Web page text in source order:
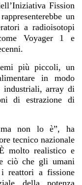
Fission
un
a radioisotopi
Voyager 1 e
più piccoli, un
in modo
industriali, array di
di estrazione di
ma non lo è”, ha
tecnico nazionale
molto realistico e
ciò che gli umani
i reattori a fissione